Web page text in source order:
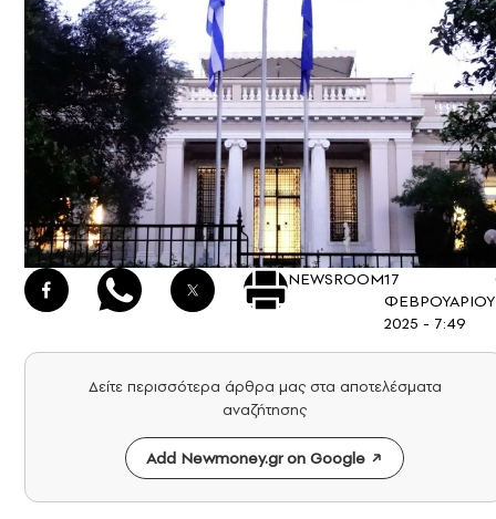
NEWSROOM17
ΦΕΒΡΟΥΑΡΙΟΥ
2025 - 7:49
Δείτε περισσότερα άρθρα μας στα αποτελέσματα
αναζήτησης
Add Newmoney.gr on Google